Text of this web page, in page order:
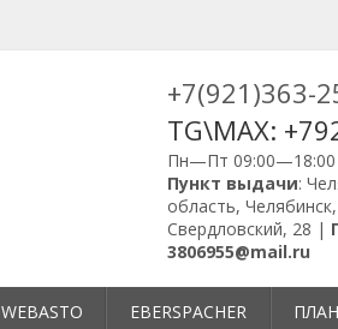
+7(921)363-
TG\MAX:
Пн—Пт 09:00—18:00
Пункт выдачи:
область,
Свердловский, 28 |
3806955@mail.ru
WEBASTO EBERSPACHER